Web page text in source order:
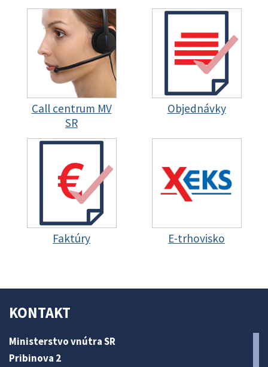
Call centrum MV
SR
Objednávky
Faktúry E-trhovisko
KONTAKT
Ministerstvo vnútra SR
Pribinova 2